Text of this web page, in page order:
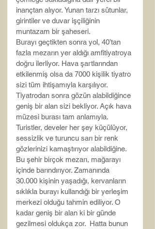
inançtan alıyor. Yunan tarzı sütunlar,
girintiler ve duvar işçiliğinin
muntazam bir şaheseri.
Burayı geçtikten sonra yol, 40’tan
fazla mezarın yer aldığı amfitiyatroya
doğru ilerliyor. Hava şartlarından
etkilenmiş olsa da 7000 kişilik tiyatro
sizi tüm ihtişamıyla karşılıyor.
Tiyatrodan sonra gözün alabildiğince
geniş bir alan sizi bekliyor. Açık hava
müzesi burası tam anlamıyla.
Turistler, develer her şey küçülüyor,
sessizlik ve turuncu sarı bir renk
gözlerinizi kamaştırıyor alabildiğine.
Bu şehir birçok mezarı, mağarayı
içinde barındırıyor. Zamanında
30.000 kişinin yaşadığı, kervanların
sıklıkla burayı kullandığı bir yerleşim
merkezi olduğu tahmin ediliyor. O
kadar geniş bir alan ki bir günde
gezilmesi oldukça zor.  Hatta bunun